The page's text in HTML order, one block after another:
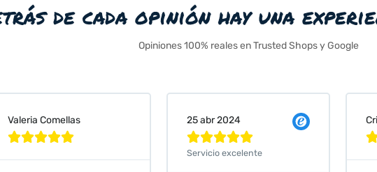
de cada opinión hay una
Opiniones 100% reales en Trusted Shops y Google
25 abr 2024

Cristina Martin Serrano
